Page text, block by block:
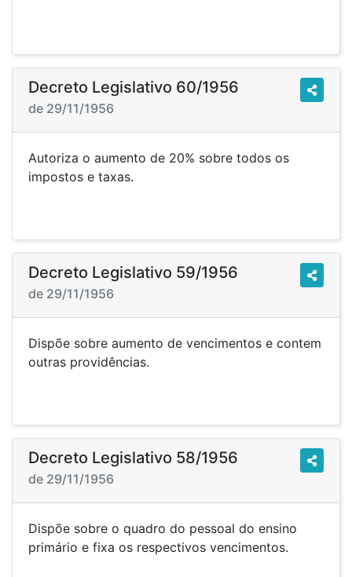
Decreto Legislativo 60/1956
de 29/11/1956
Autoriza o aumento de 20% sobre todos os
impostos e taxas.
Decreto Legislativo 59/1956
de 29/11/1956
Dispõe sobre aumento de vencimentos e contem
outras providências.
Decreto Legislativo 58/1956
de 29/11/1956
Dispõe sobre o quadro do pessoal do ensino
primário e fixa os respectivos vencimentos.